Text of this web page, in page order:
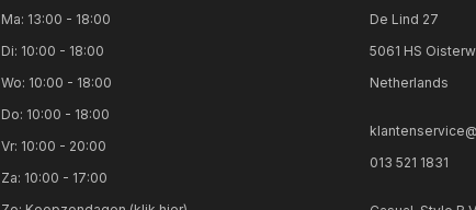
Ma: 13:00 - 18:00
Di: 10:00 - 18:00
Wo: 10:00 - 18:00
Do: 10:00 - 18:00
Vr: 10:00 - 20:00
Za: 10:00 - 17:00
De Lind 27
5061 HS
Netherlands
013 521 1831